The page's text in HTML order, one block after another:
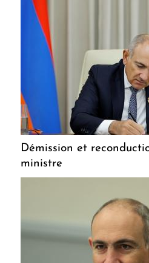
Démission et
ministre